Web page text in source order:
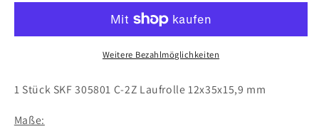
SKF
C-
12x35x15,9
Kugellager
SKF
305801
C-
2Z
12x35x15,9
Weitere Bezahlmöglichkeiten
1 Stück SKF 305801 C-2Z Laufrolle 12x35x15,9 mm
Maße: